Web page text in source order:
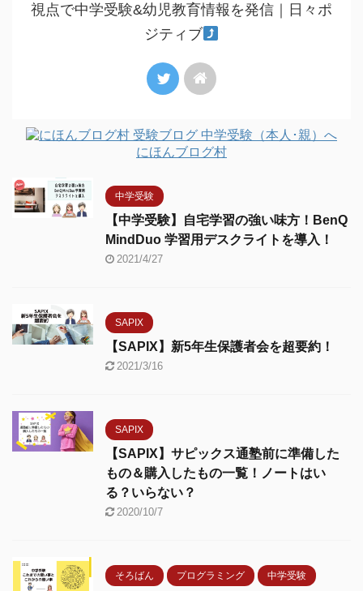
視点で中学受験&幼児教育情報を発信｜日々ポ
ジティブ
にほんブログ村
中学受験
【中学受験】自宅学習の強い味方！BenQ
MindDuo 学習用デスクライトを導入！
2021/4/27
SAPIX
【SAPIX】新5年生保護者会を超要約！
2021/3/16
SAPIX
【SAPIX】サピックス通塾前に準備した
もの＆購入したもの一覧！ノートはい
る？いらない？
2020/10/7
そろばん プログラミング 中学受験